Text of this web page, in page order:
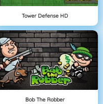
Tower Defense HD
Bob The Robber